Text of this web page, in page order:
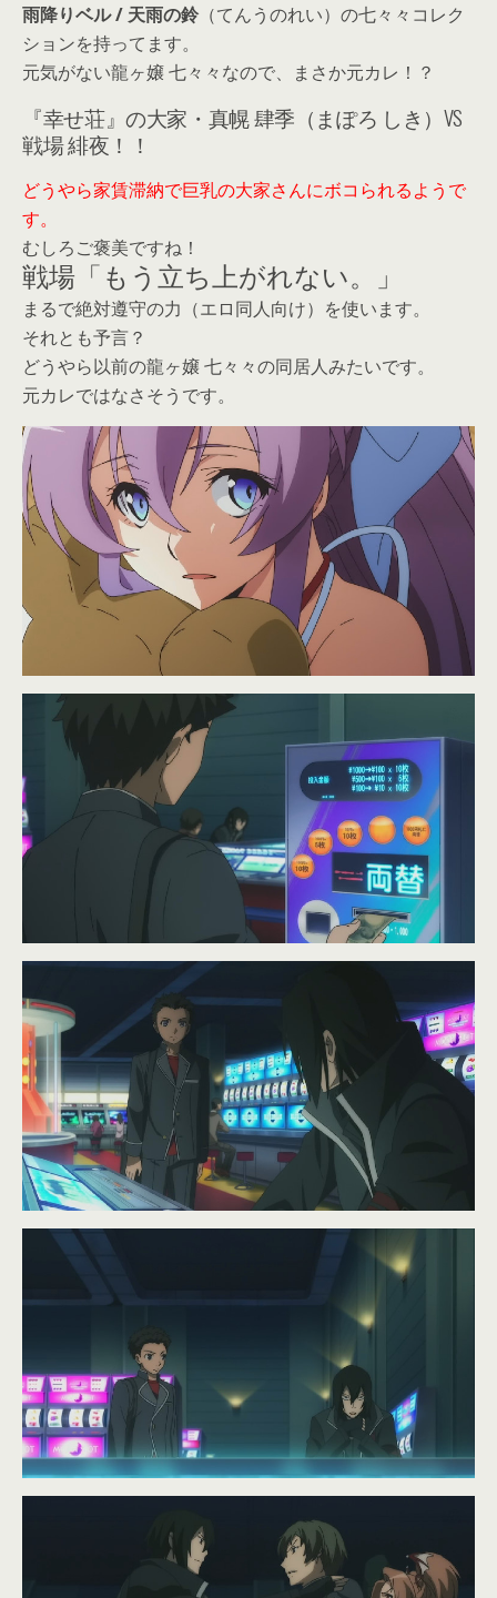
雨降りベル / 天雨の鈴（てんうのれい）の七々々コレク
ションを持ってます。
元気がない龍ヶ嬢 七々々なので、まさか元カレ！？
『幸せ荘』の大家・真幌 肆季（まぽろ しき）VS
戦場 緋夜！！
どうやら家賃滞納で巨乳の大家さんにボコられるようで
す。
むしろご褒美ですね！
戦場「もう立ち上がれない。」
まるで絶対遵守の力（エロ同人向け）を使います。
それとも予言？
どうやら以前の龍ヶ嬢 七々々の同居人みたいです。
元カレではなさそうです。